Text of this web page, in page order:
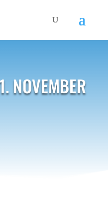
NOVEMBER